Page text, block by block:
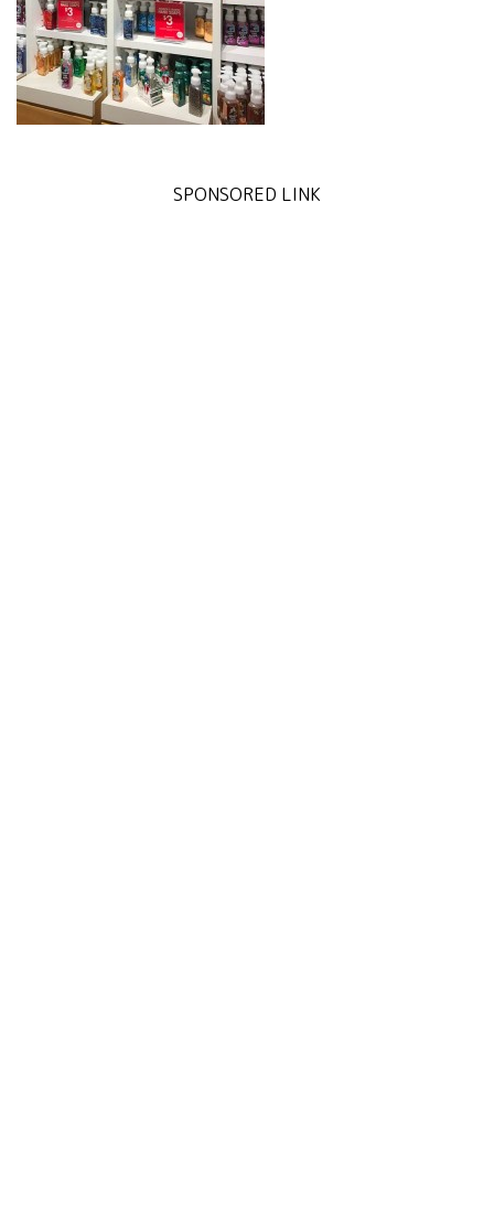
SPONSORED LINK